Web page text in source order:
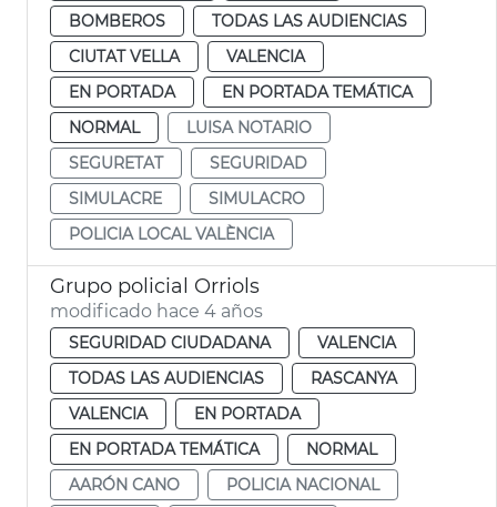
BOMBEROS
TODAS LAS AUDIENCIAS
CIUTAT VELLA
VALENCIA
EN PORTADA
EN PORTADA TEMÁTICA
NORMAL
LUISA NOTARIO
SEGURETAT
SEGURIDAD
SIMULACRE
SIMULACRO
POLICIA LOCAL VALÈNCIA
Grupo policial Orriols
modificado hace 4 años
SEGURIDAD CIUDADANA
VALENCIA
TODAS LAS AUDIENCIAS
RASCANYA
VALENCIA
EN PORTADA
EN PORTADA TEMÁTICA
NORMAL
AARÓN CANO
POLICIA NACIONAL